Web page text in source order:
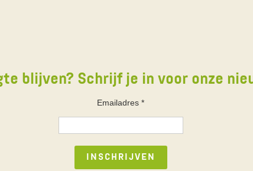
blijven? Schrijf je in voor onze
Emailadres *